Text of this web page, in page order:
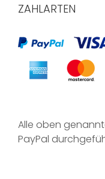
ZAHLARTEN
Alle oben
PayPal